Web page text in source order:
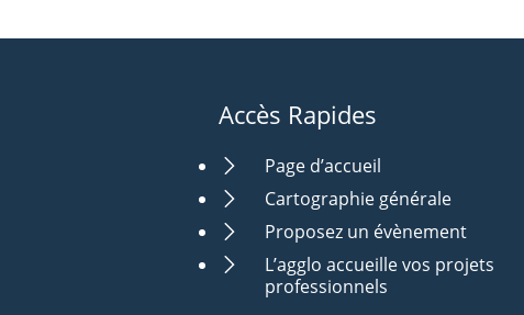
Accès Rapides
Page d’accueil
Cartographie générale
Proposez un évènement
L’agglo accueille vos projets
professionnels